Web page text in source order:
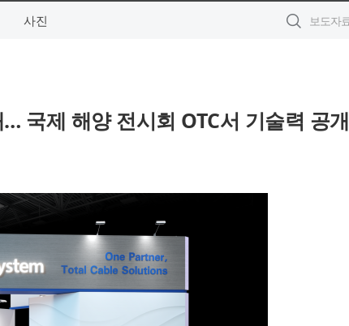
사진
국제 해양 전시회 OTC서 기술력 공개